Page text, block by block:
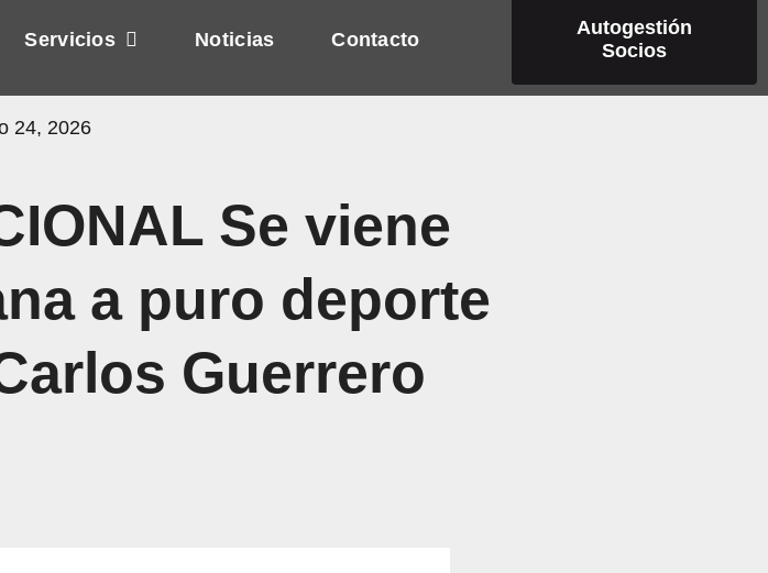
Servicios Noticias Contacto
Autogestión
Socios
24, 2026
Se viene
a puro deporte
Guerrero